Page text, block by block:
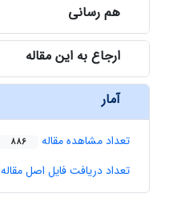
هم رسانی
ارجاع به این مقاله
آمار
تعداد مشاهده مقاله 886
تعداد دریافت فایل اصل مقاله